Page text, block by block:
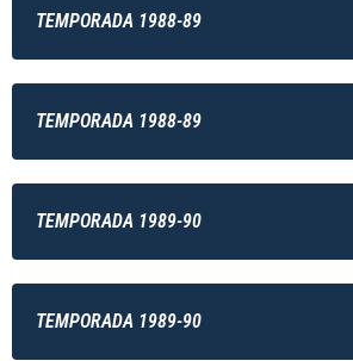
TEMPORADA 1988-89
TEMPORADA 1988-89
TEMPORADA 1989-90
TEMPORADA 1989-90